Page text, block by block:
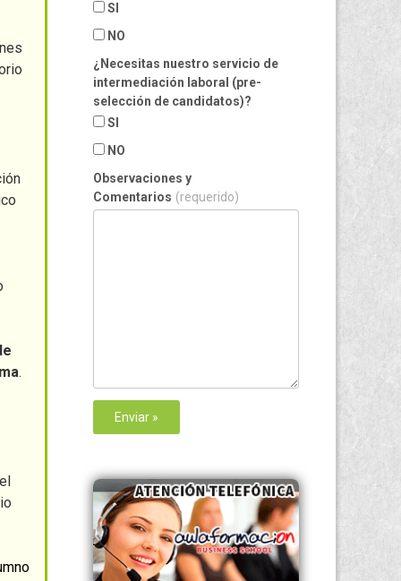
.
SI
NO
¿Necesitas nuestro servicio de
intermediación laboral (pre-
selección de candidatos)?
SI
NO
Observaciones y
Comentarios (requerido)